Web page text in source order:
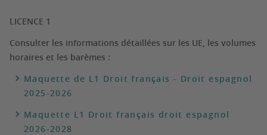
LICENCE 1
Consulter les informations détaillées sur les UE, les volumes
horaires et les barèmes :
Maquette de L1 Droit français - Droit espagnol
2025-2026
Maquette L1 Droit français droit espagnol
2026-2028